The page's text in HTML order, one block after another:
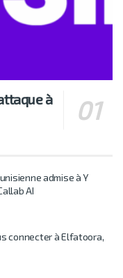
à
admise à Y
AI
connecter à Elfatoora,